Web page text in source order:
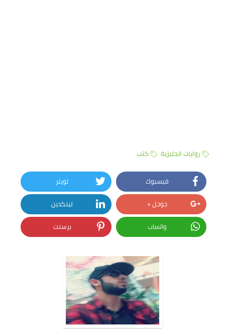
روايات انجليزية كتب
فيسبوك
تويتر
جوجل +
لينكدين
واتساب
برسنت